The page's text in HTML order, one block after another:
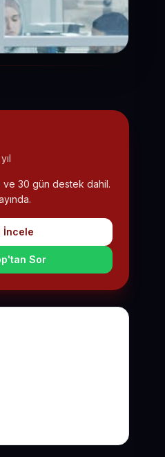
ve 30 gün destek dahil.
İncele
Sor